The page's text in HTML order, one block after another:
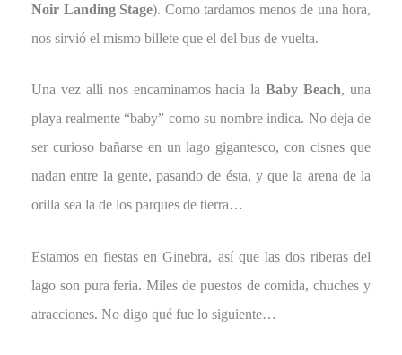
Noir Landing Stage). Como tardamos menos de una hora,
nos sirvió el mismo billete que el del bus de vuelta.
Una vez allí nos encaminamos hacia laBaby Beach, una
playa realmente “baby” como su nombre indica. No deja de
ser curioso bañarse en un lago gigantesco, con cisnes que
nadan entre la gente, pasando de ésta, y que la arena de la
orilla sea la de los parques de tierra…
Estamos en fiestas en Ginebra, así que las dos riberas del
lago son pura feria. Miles de puestos de comida, chuches y
atracciones. No digo qué fue lo siguiente…